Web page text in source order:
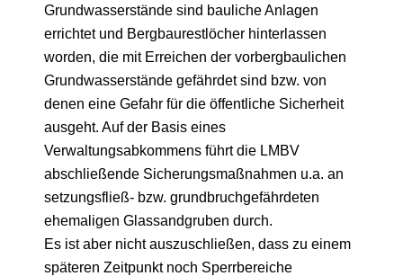
Grundwasserstände sind bauliche Anlagen
errichtet und Bergbaurestlöcher hinterlassen
worden, die mit Erreichen der vorbergbaulichen
Grundwasserstände gefährdet sind bzw. von
denen eine Gefahr für die öffentliche Sicherheit
ausgeht. Auf der Basis eines
Verwaltungsabkommens führt die LMBV
abschließende Sicherungsmaßnahmen u.a. an
setzungsfließ- bzw. grundbruchgefährdeten
ehemaligen Glassandgruben durch.
Es ist aber nicht auszuschließen, dass zu einem
späteren Zeitpunkt noch Sperrbereiche